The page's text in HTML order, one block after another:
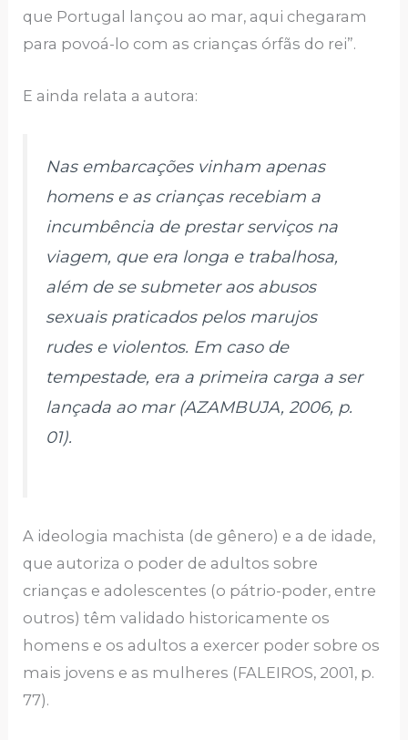
que Portugal lançou ao mar, aqui chegaram
para povoá-lo com as crianças órfãs do rei”.
E ainda relata a autora:
Nas embarcações vinham apenas
homens e as crianças recebiam a
incumbência de prestar serviços na
viagem, que era longa e trabalhosa,
além de se submeter aos abusos
sexuais praticados pelos marujos
rudes e violentos. Em caso de
tempestade, era a primeira carga a ser
lançada ao mar (AZAMBUJA, 2006, p.
01).
A ideologia machista (de gênero) e a de idade,
que autoriza o poder de adultos sobre
crianças e adolescentes (o pátrio-poder, entre
outros) têm validado historicamente os
homens e os adultos a exercer poder sobre os
mais jovens e as mulheres (FALEIROS, 2001, p.
77).